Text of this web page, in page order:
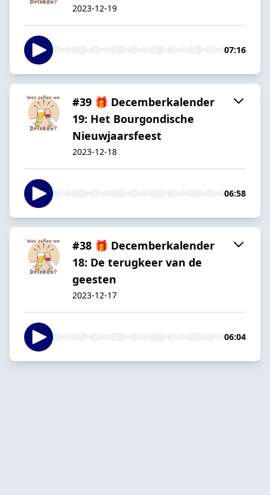
2023-12-19
07:16
#39 🎁 Decemberkalender
19: Het Bourgondische
Nieuwjaarsfeest
2023-12-18
06:58
#38 🎁 Decemberkalender
18: De terugkeer van de
geesten
2023-12-17
06:04